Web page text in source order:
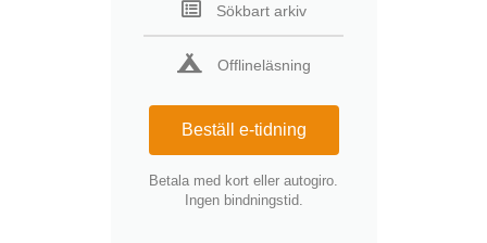
Sökbart arkiv
Offlineläsning
Beställ e-tidning
Betala med kort eller autogiro.
Ingen bindningstid.